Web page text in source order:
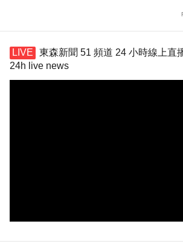
東森新聞 51 頻道 24 小時線上直
24h live news